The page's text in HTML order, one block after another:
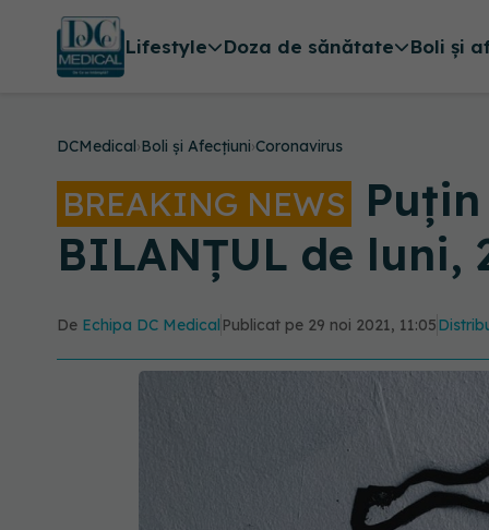
Lifestyle Doza de sănătate Boli și
DCMedical›Boli și Afecțiuni›Coronavirus
BREAKING NEWS
BILANȚUL de luni,
De Echipa DC Medical Publicat pe 29 noi 2021, 11:05